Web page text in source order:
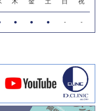
● ● ● - -